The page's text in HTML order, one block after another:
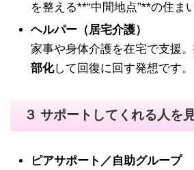
を整える**“中間地点”**の住まい
ヘルパー（居宅介護）
家事や身体介護を在宅で支援。
部化して回復に回す発想です。
３ サポートしてくれる人を
ピアサポート／自助グループ